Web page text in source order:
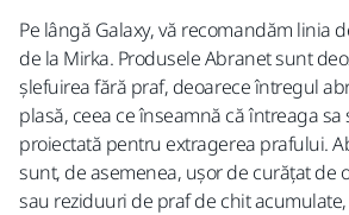
Pe lângă Galaxy, vă recomandăm linia
de la Mirka. Produsele Abranet sunt
șlefuirea fără praf, deoarece întregul
plasă, ceea ce înseamnă că întreaga
proiectată pentru extragerea prafului.
sunt, de asemenea, ușor de curățat de
sau reziduuri de praf de chit